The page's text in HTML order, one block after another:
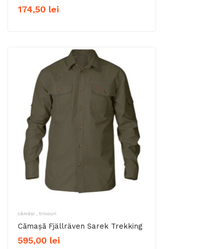
174,50 lei
cămăși , tricouri
Cămașă Fjällräven Sarek Trekking
595,00 lei